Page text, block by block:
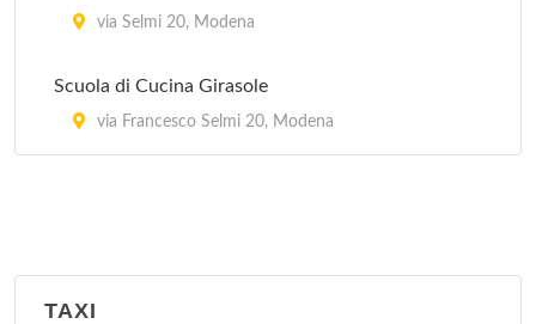
via Selmi 20, Modena
Scuola di Cucina Girasole
via Francesco Selmi 20, Modena
TAXI